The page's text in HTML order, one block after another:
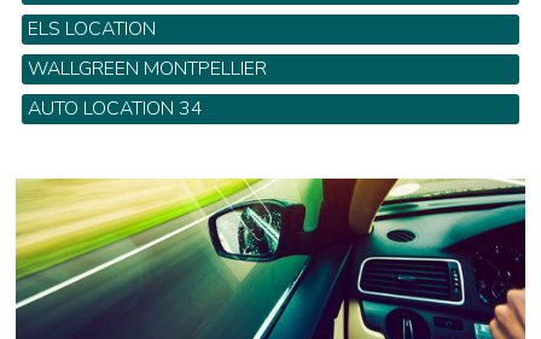
925 Avenue Marché Gare - Tel: 04 67 06 00 12
ELS LOCATION
56 Rue de l'industrie - Tel: 04 67 58 00 11
WALLGREEN MONTPELLIER
683 rue Alfred Nobel - Tel: 04 99 74 22 11
AUTO LOCATION 34